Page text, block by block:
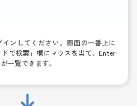
ンしてください。画面の一番上に
で検索」欄にマウスを当て、Enter
一覧できます。